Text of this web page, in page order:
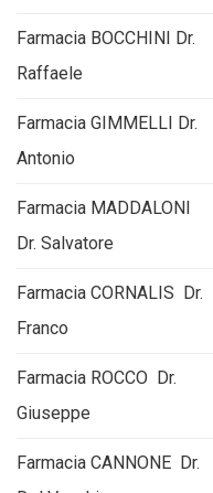
Farmacia BOCCHINI Dr.
Raffaele
Farmacia GIMMELLI Dr.
Antonio
Farmacia MADDALONI
Dr. Salvatore
Farmacia CORNALIS Dr.
Franco
Farmacia ROCCO Dr.
Giuseppe
Farmacia CANNONE Dr.